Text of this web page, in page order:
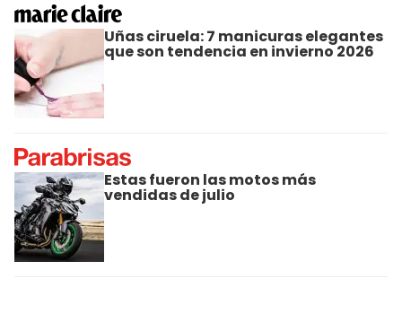
Uñas ciruela: 7 manicuras elegantes
que son tendencia en invierno 2026
Estas fueron las motos más
vendidas de julio